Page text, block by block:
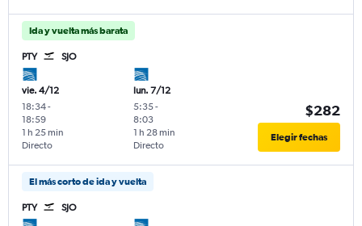
Ida y vuelta más barata
PTY SJO
vie. 4/12
18:34-
18:59
Directo
1 h 25 min
lun. 7/12
5:35-
8:03
Directo
1 h 28 min
$282
Elegir fechas
El más corto de ida y vuelta
PTY SJO